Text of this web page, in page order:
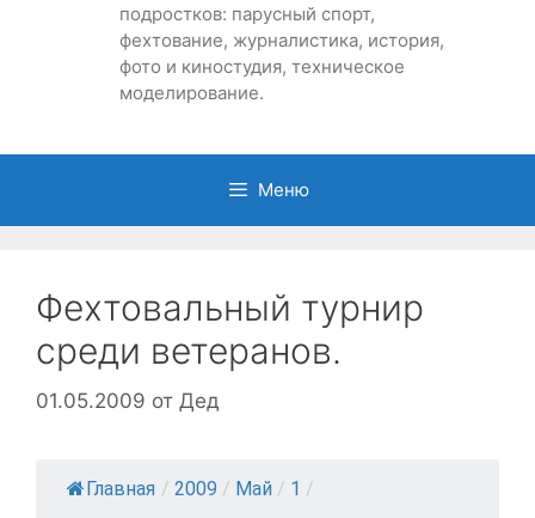
подростков: парусный спорт,
фехтование, журналистика, история,
фото и киностудия, техническое
моделирование.
Меню
Фехтовальный турнир
среди ветеранов.
01.05.2009 от Дед
Главная / 2009 / Май / 1 /